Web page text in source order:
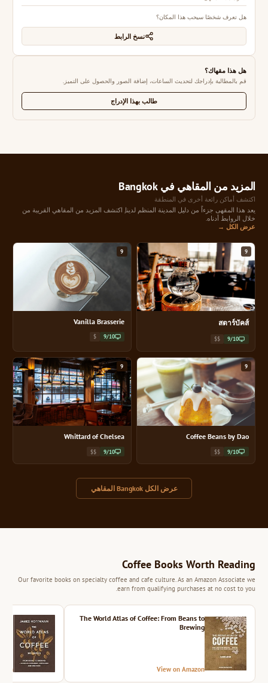
هل تعرف شخصًا سيحب هذا المكان؟
نسخ الرابط
هل هذا مقهاك؟
قم بالمطالبة بإدراجك لتحديث الساعات، إضافة الصور والحصول على التميز.
طالب بهذا الإدراج
المزيد من المقاهي في Bangkok
اكتشف أماكن رائعة أخرى في المنطقة
يعد هذا المقهى جزءاً من دليل المدينة المنظم لدينا, اكتشف المزيد من المقاهي القريبة من
خلال الروابط أدناه.
عرض الكل →
9
สตาร์บัคส์
9/10
$$
9
Vanilla Brasserie
9/10
$
9
Coffee Beans by Dao
9/10
$$
9
Whittard of Chelsea
9/10
$$
عرض الكل Bangkok المقاهي
Coffee Books Worth Reading
Our favorite books on specialty coffee and cafe culture. As an Amazon Associate we
earn from qualifying purchases at no cost to you.
The World Atlas of Coffee: From Beans to
Brewing
View on Amazon